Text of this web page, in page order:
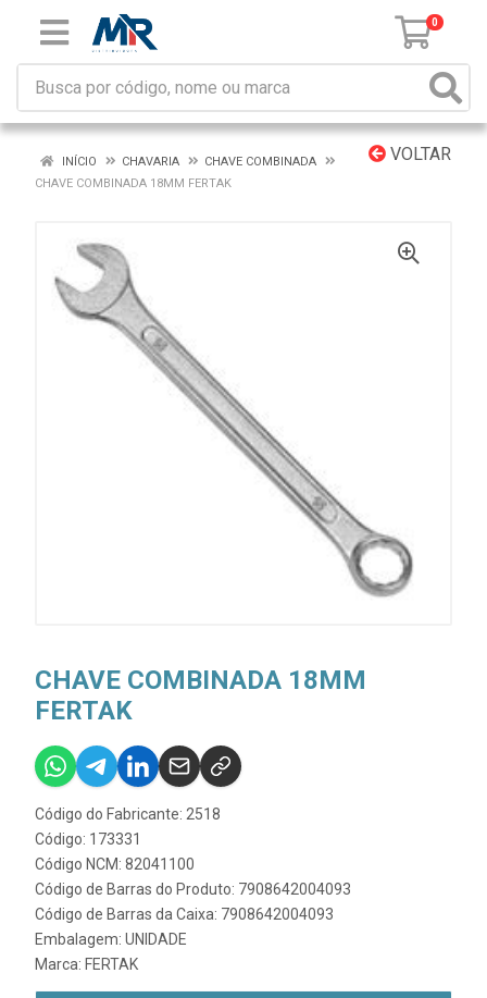
0
VOLTAR
INÍCIO CHAVARIA
CHAVE COMBINADA
CHAVE COMBINADA 18MM FERTAK
CHAVE COMBINADA 18MM
FERTAK
Código do Fabricante: 2518
Código: 173331
Código NCM: 82041100
Código de Barras do Produto: 7908642004093
Código de Barras da Caixa: 7908642004093
Embalagem: UNIDADE
Marca: FERTAK